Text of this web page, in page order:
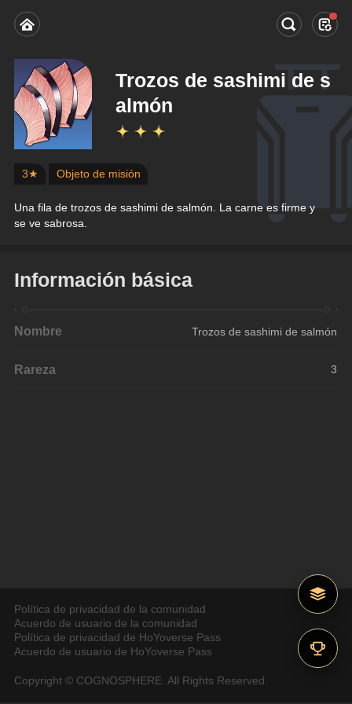
Trozos de sashimi de s
almón
3★ Objeto de misión
Una fila de trozos de sashimi de salmón. La carne es firme y
se ve sabrosa.
Información básica
Nombre Trozos de sashimi de salmón
Rareza 3
Política de privacidad de la comunidad
Acuerdo de usuario de la comunidad
Política de privacidad de HoYoverse Pass
Acuerdo de usuario de HoYoverse Pass
Copyright © COGNOSPHERE. All Rights Reserved.